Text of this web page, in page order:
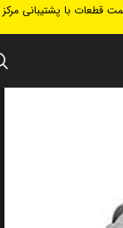
قطعات با پشتیبانی مرکز